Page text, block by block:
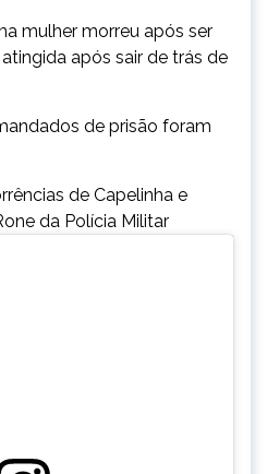
mulher morreu após ser
após sair de trás de
de prisão foram
de Capelinha e
da Polícia Militar